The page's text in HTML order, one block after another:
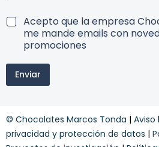
e
n
l
n
T
i
o
c
o
Acepto que la empresa
me mande emails con
promociones
Enviar
© Chocolates Marcos Tonda | Aviso
privacidad y protección de datos |